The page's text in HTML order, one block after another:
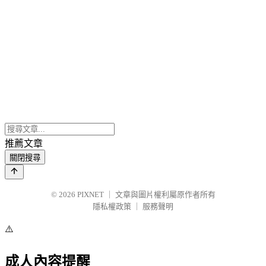
推薦文章
關閉搜尋
© 2026 PIXNET
文章與圖片權利屬原作者所有
隱私權政策
服務聲明
⚠️
成人內容提醒